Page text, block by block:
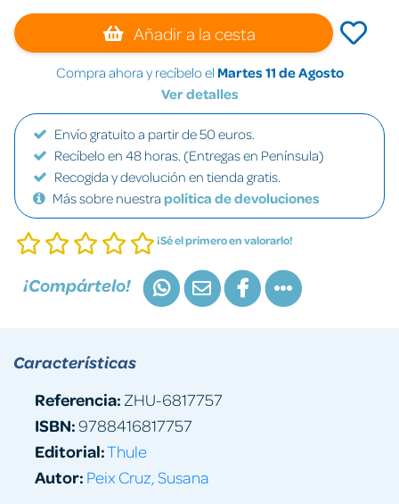
Añadir a la cesta
Compra ahora y recíbelo el Martes 11 de Agosto
Ver detalles
Envío gratuito a partir de 50 euros.
Recíbelo en 48 horas. (Entregas en Península)
Recogida y devolución en tienda gratis.
Más sobre nuestra política de devoluciones
¡Sé el primero en valorarlo!
¡Compártelo!
Características
Referencia: ZHU-6817757
ISBN:9788416817757
Editorial:Thule
Autor: Peix Cruz, Susana